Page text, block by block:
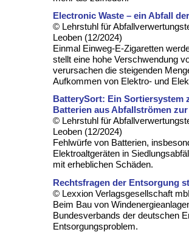
Electronic Waste – ein Abfall
© Lehrstuhl für
Leoben (12/2024)
Einmal Einweg-E-Zigaretten
stellt eine hohe Verschwendung
verursachen die steigenden
Aufkommen von Elektro- und
BatterySort: Ein Sortiersystem
Batterien aus Abfallströmen
© Lehrstuhl für
Leoben (12/2024)
Fehlwürfe von Batterien,
Elektroaltgeräten in
mit erheblichen Schäden.
Rechtsfragen der Entsorgung
© Lexxion Verlagsgesellschaft
Beim Bau von
Bundesverbands der deutschen
Entsorgungsproblem.